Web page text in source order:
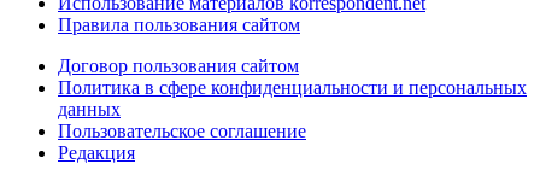
Правила пользования сайтом
Договор пользования сайтом
Политика в сфере конфиденциальности и персональных
данных
Пользовательское соглашение
Редакция